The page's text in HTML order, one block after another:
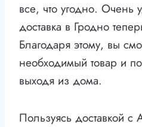
все, что угодно. Очень
доставка в Гродно
Благодаря этому, вы
необходимый товар и
выходя из дома.
Пользуясь доставкой